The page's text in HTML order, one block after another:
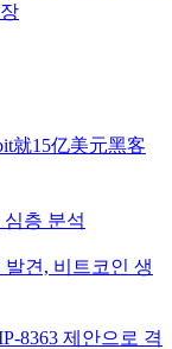
就15亿美元黑客
심층 분석
견, 비트코인 생
8363 제안으로 격